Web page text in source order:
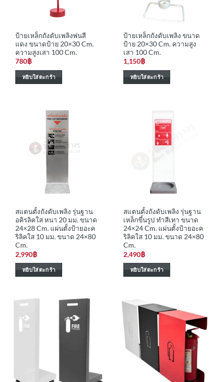
ป้ายเหล็กถังดับเพลิงพ่นสี
แดง ขนาดป้าย 20×30 Cm.
ความสูงเสา 100 Cm.
780฿
หยิบใส่ตะกร้า
ป้ายเหล็กถังดับเพลิง ขนาด
ป้าย 20×30 Cm. ความสูง
เสา 100 Cm.
1,150฿
หยิบใส่ตะกร้า
สแตนตั้งถังดับเพลิง รุ่นฐาน
อคิรลิคใส หนา 20 มม. ขนาด
24×28 Cm. แผ่นตั้งป้ายอะค
ริลิคใส 10 มม. ขนาด 24×80
Cm.
2,990฿
หยิบใส่ตะกร้า
สแตนตั้งถังดับเพลิง รุ่นฐาน
เหล็กขึ้นรูป ทำสีเทา ขนาด
24×24 Cm. แผ่นตั้งป้ายอะค
ริลิคใส 10 มม. ขนาด 24×80
Cm.
2,490฿
หยิบใส่ตะกร้า